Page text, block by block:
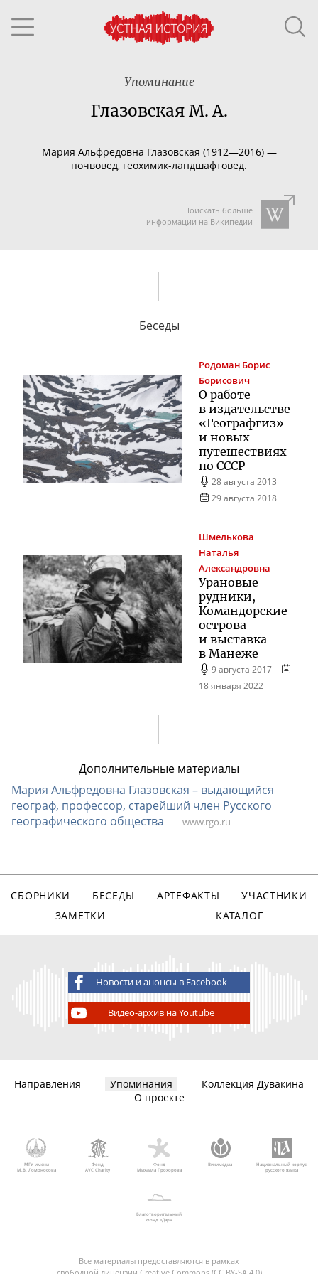
Упоминание
Глазовская М. А.
Мария Альфредовна Глазовская (1912—2016) —
почвовед, геохимик-ландшафтовед.
Поискать больше
информации на Википедии
Беседы
Родоман Борис
Борисович
О работе
в издательстве
«Географгиз»
и новых
путешествиях
по СССР
28 августа 2013
29 августа 2018
Шмелькова
Наталья
Александровна
Урановые
рудники,
Командорские
острова
и выставка
в Манеже
9 августа 2017
18 января 2022
Дополнительные материалы
Мария Альфредовна Глазовская – выдающийся
географ, профессор, старейший член Русского
географического общества
www.rgo.ru
СБОРНИКИ БЕСЕДЫ АРТЕФАКТЫ
УЧАСТНИКИ
ЗАМЕТКИ
КАТАЛОГ
Новости и анонсы в Facebook
Видео-архив на Youtube
Направления Упоминания
Коллекция Дувакина
О проекте
МГУ имени
М.В. Ломоносова
Фонд
AVC Charity
Фонд
Михаила Прохорова
Викимедиа
Национальный корпус
русского языка
Благотворительный
фонд «Дар»
Все материалы предоставляются в рамках